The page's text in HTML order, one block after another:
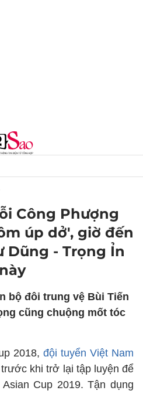
Công Phượng
úp dở', giờ đến
Dũng - Trọng Ỉn
bộ đôi trung vệ Bùi Tiến
cũng chuộng mốt tóc
2018, đội tuyển Việt Nam
khi trở lại tập luyện để
Cup 2019. Tận dụng